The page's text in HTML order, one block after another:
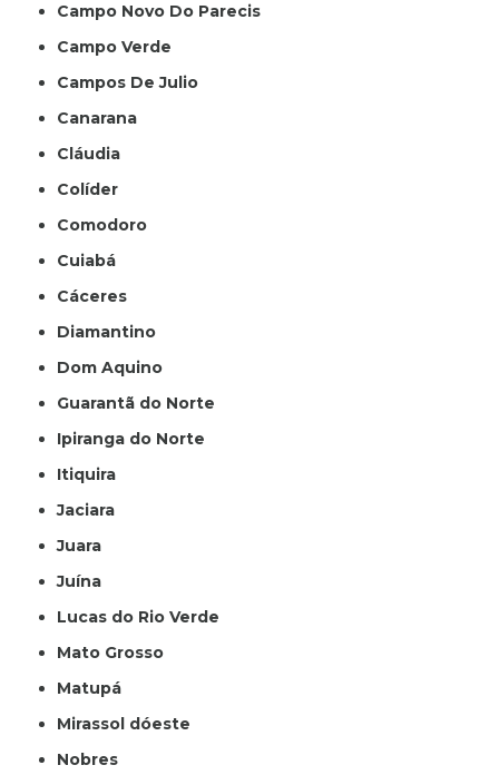
Campo Novo Do Parecis
Campo Verde
Campos De Julio
Canarana
Cláudia
Colíder
Comodoro
Cuiabá
Cáceres
Diamantino
Dom Aquino
Guarantã do Norte
Ipiranga do Norte
Itiquira
Jaciara
Juara
Juína
Lucas do Rio Verde
Mato Grosso
Matupá
Mirassol dóeste
Nobres